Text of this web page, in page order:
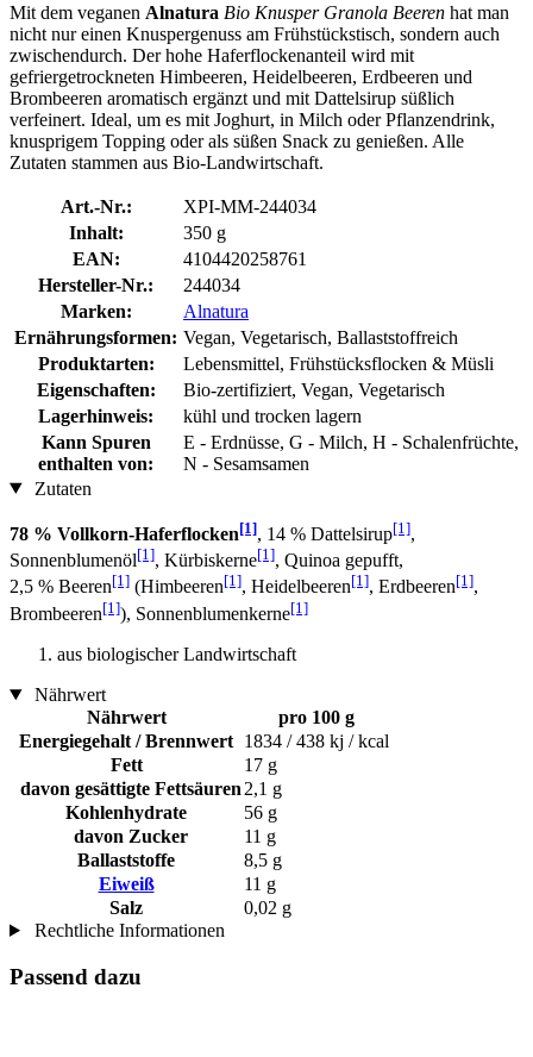
Mit dem veganen Alnatura Bio Knusper Granola Beeren hat man
nicht nur einen Knuspergenuss am Frühstückstisch, sondern auch
zwischendurch. Der hohe Haferflockenanteil wird mit
gefriergetrockneten Himbeeren, Heidelbeeren, Erdbeeren und
Brombeeren aromatisch ergänzt und mit Dattelsirup süßlich
verfeinert. Ideal, um es mit Joghurt, in Milch oder Pflanzendrink,
knusprigem Topping oder als süßen Snack zu genießen. Alle
Zutaten stammen aus Bio-Landwirtschaft.
Art.-Nr.:
XPI-MM-244034
Inhalt:
350 g
EAN:
4104420258761
Hersteller-Nr.:
244034
Marken:
Alnatura
Ernährungsformen: Vegan, Vegetarisch, Ballaststoffreich
Produktarten:
Lebensmittel, Frühstücksflocken & Müsli
Eigenschaften:
Bio-zertifiziert, Vegan, Vegetarisch
Lagerhinweis:
kühl und trocken lagern
Kann Spuren
enthalten von:
E - Erdnüsse, G - Milch, H - Schalenfrüchte,
N - Sesamsamen
Zutaten
78 % Vollkorn-Haferflocken[1], 14 % Dattelsirup[1],
Sonnenblumenöl[1], Kürbiskerne[1], Quinoa gepufft,
2,5 % Beeren[1] (Himbeeren[1], Heidelbeeren[1], Erdbeeren[1],
Brombeeren[1]), Sonnenblumenkerne[1]
aus biologischer Landwirtschaft
Nährwert
Nährwert
pro 100 g
Energiegehalt / Brennwert 1834 / 438 kj / kcal
Fett
17 g
davon gesättigte Fettsäuren 2,1 g
Kohlenhydrate
56 g
davon Zucker
11 g
Ballaststoffe
8,5 g
Eiweiß
11 g
Salz
0,02 g
Rechtliche Informationen
Passend dazu